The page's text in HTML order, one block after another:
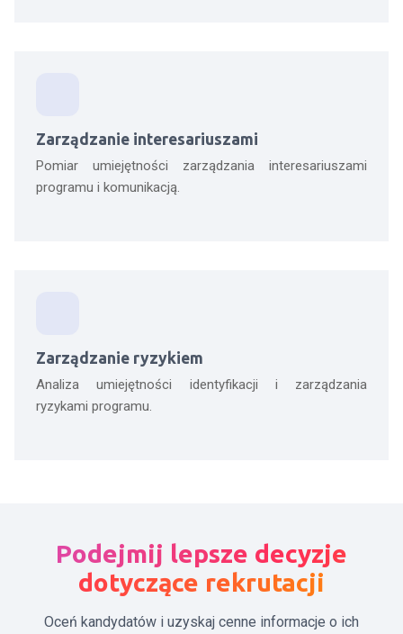
Zarządzanie interesariuszami
Pomiar umiejętności zarządzania interesariuszami
programu i komunikacją.
Zarządzanie ryzykiem
Analiza umiejętności identyfikacji i zarządzania
ryzykami programu.
Podejmij lepsze decyzje
dotyczące rekrutacji
Oceń kandydatów i uzyskaj cenne informacje o ich